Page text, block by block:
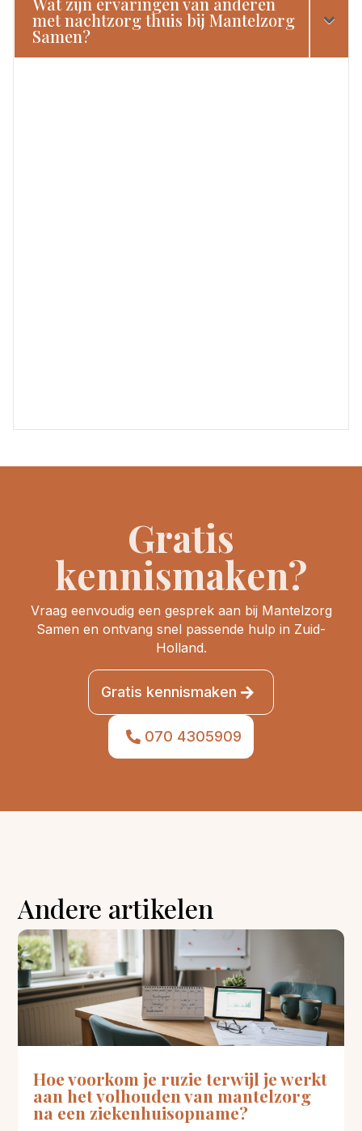
met nachtzorg thuis bij Mantelzorg
Samen?
Gratis
kennismaken?
Vraag eenvoudig een gesprek aan bij Mantelzorg
Samen en ontvang snel passende hulp in Zuid-
Holland.
Gratis kennismaken
070 4305909
Andere artikelen
Hoe voorkom je ruzie terwijl je werkt
aan het volhouden van mantelzorg
na een ziekenhuisopname?